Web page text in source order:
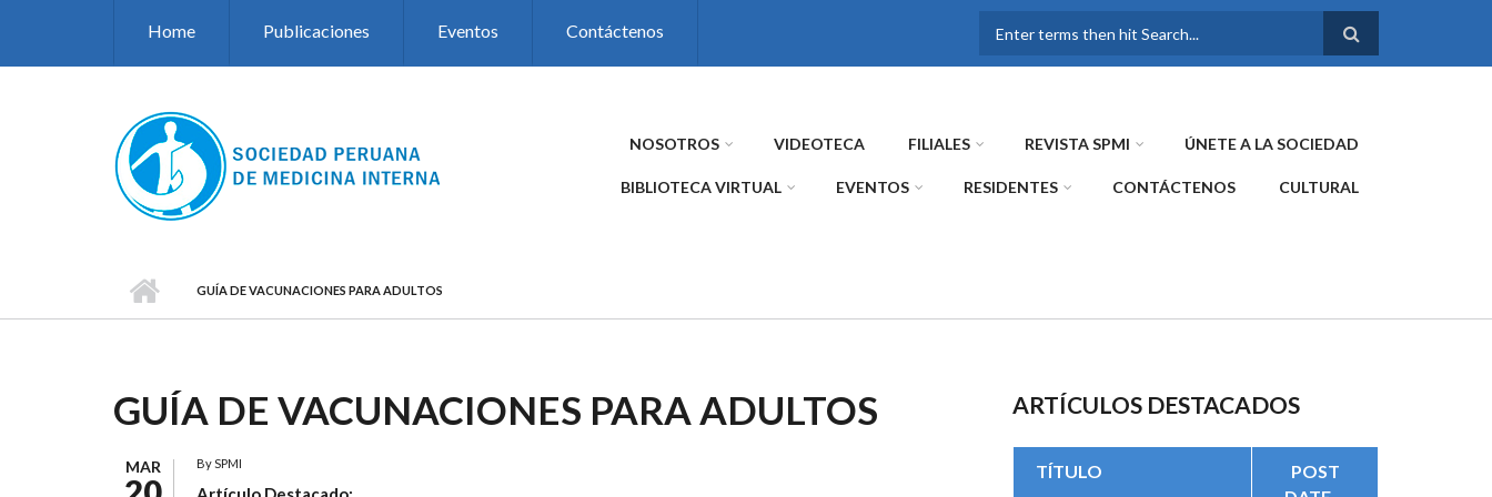
Home Publicaciones Eventos Contáctenos
FORMULARIO DE
NOSOTROS VIDEOTECA FILIALES REVISTA SPMI ÚNETE A LA SOCIEDAD
BIBLIOTECA VIRTUAL EVENTOS RESIDENTES CONTÁCTENOS CULTURAL
GUÍA DE VACUNACIONES PARA ADULTOS
GUÍA DE VACUNACIONES PARA ADULTOS
MAR BySPMI
ARTÍCULOS DESTACADOS
TÍTULO
POST